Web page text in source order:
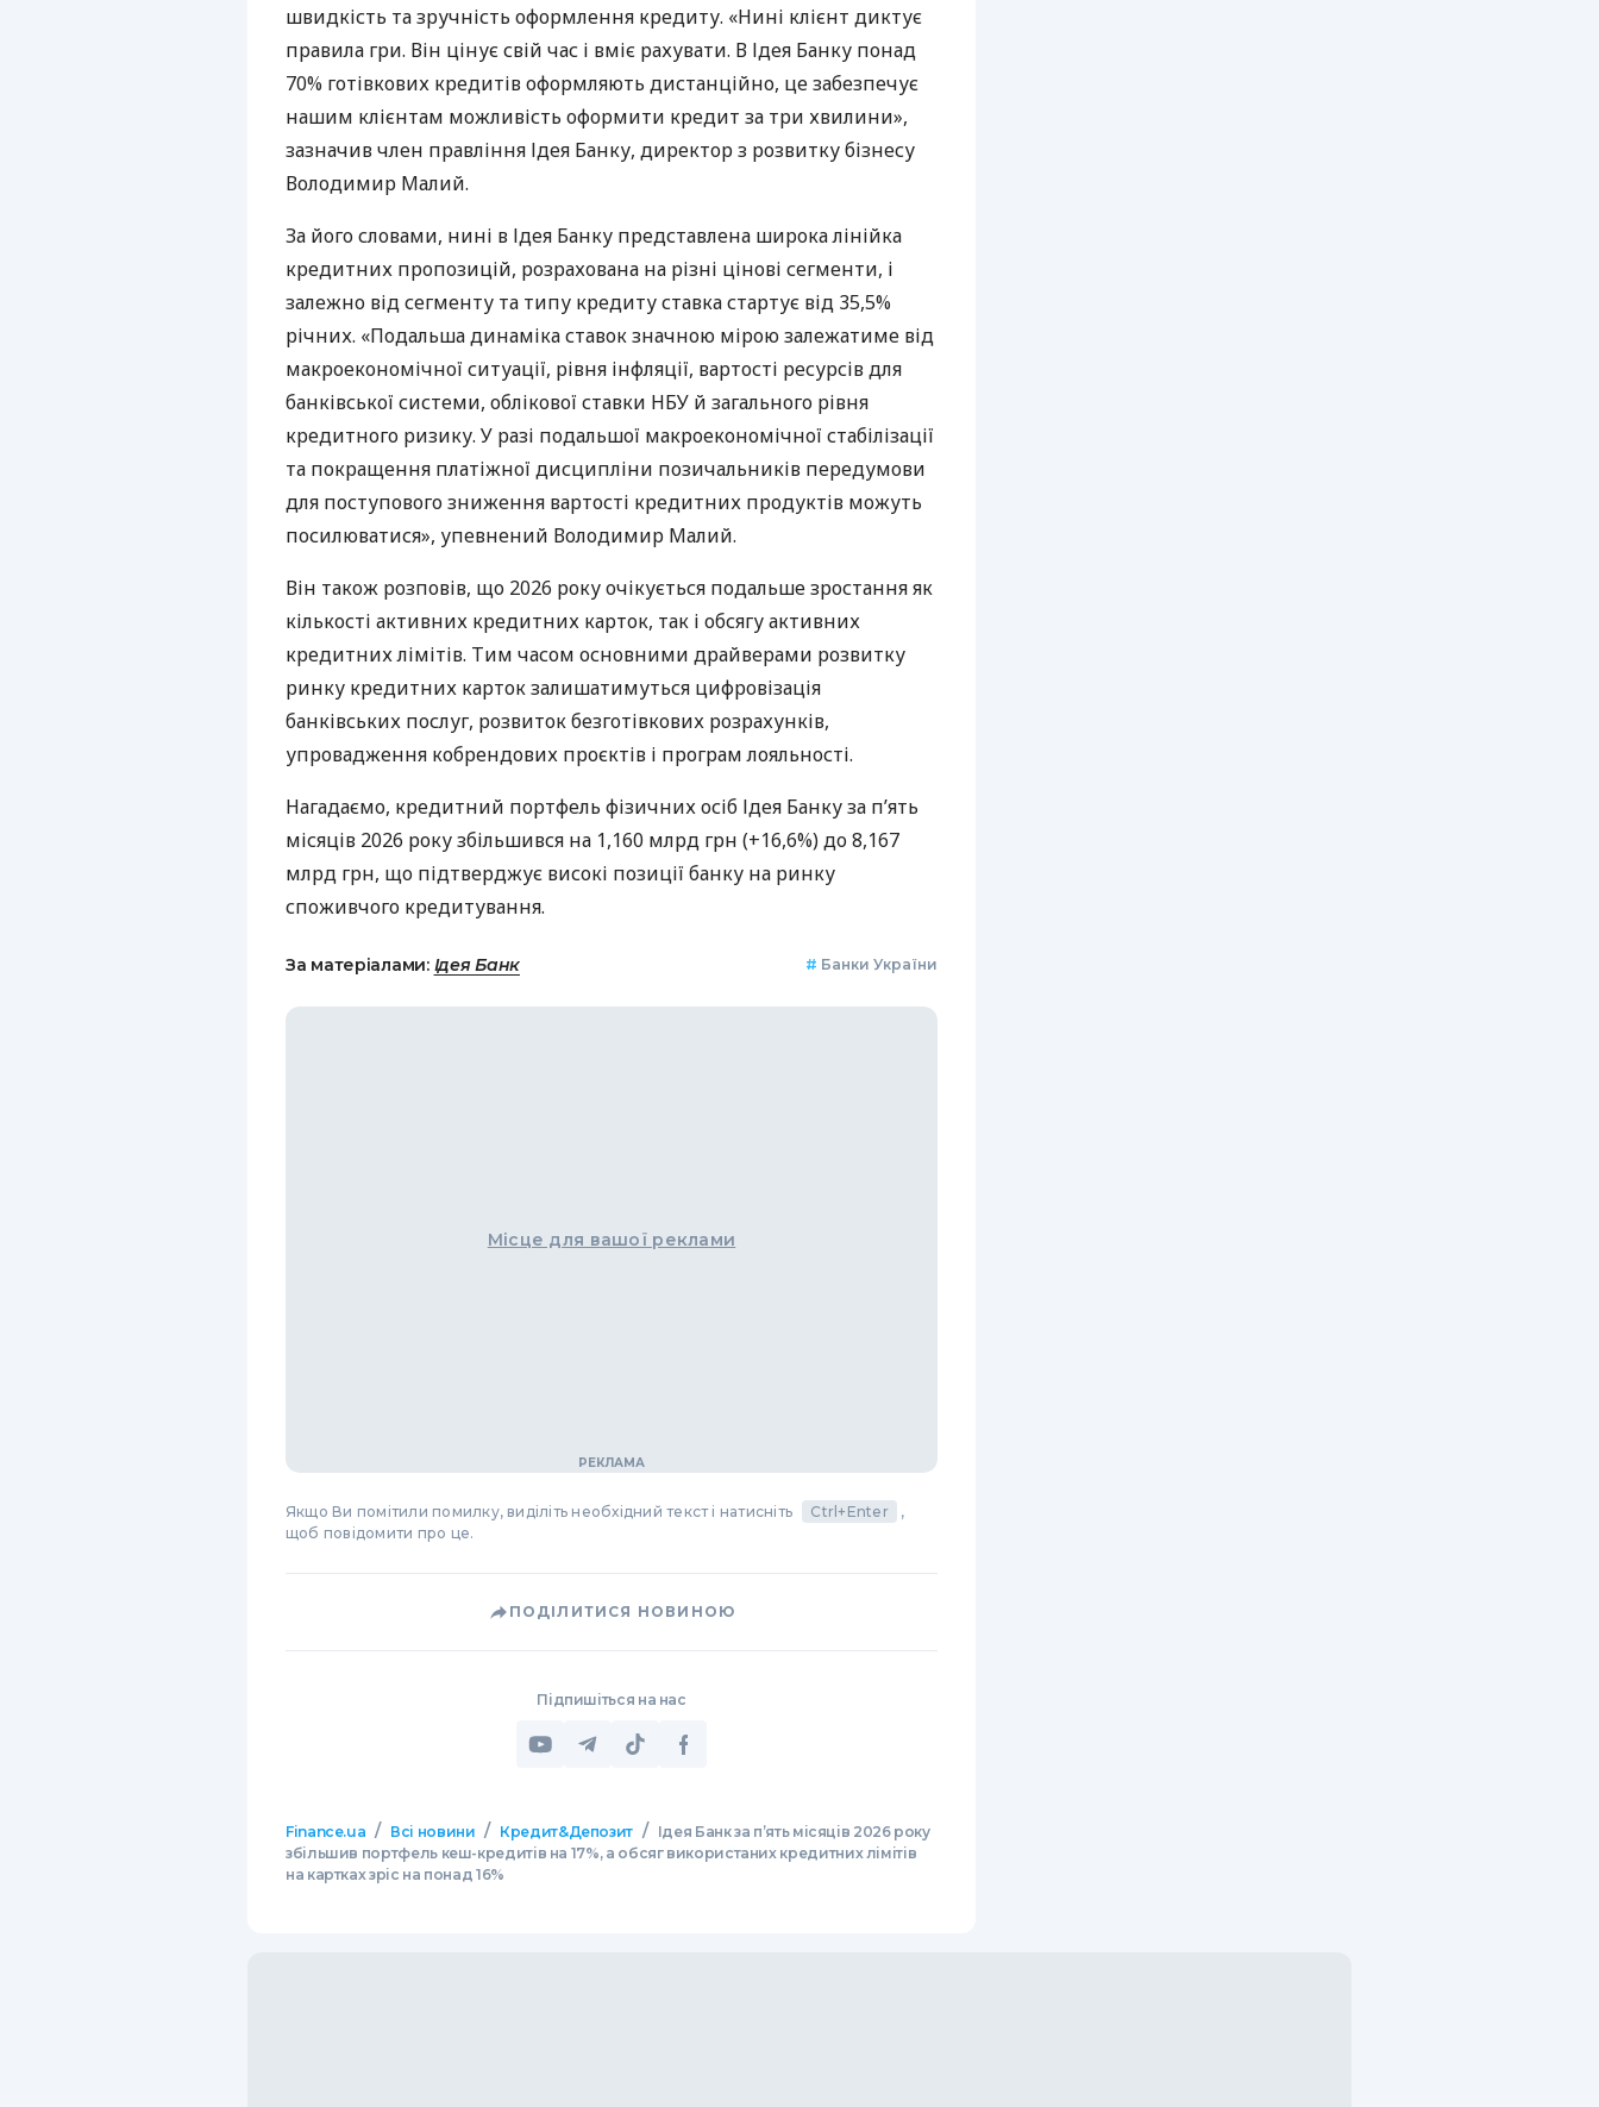
швидкість та зручність оформлення кредиту. «Нині клієнт диктує
правила гри. Він цінує свій час і вміє рахувати. В Ідея Банку понад
70% готівкових кредитів оформляють дистанційно, це забезпечує
нашим клієнтам можливість оформити кредит за три хвилини»,
зазначив член правління Ідея Банку, директор з розвитку бізнесу
Володимир Малий.
За його словами, нині в Ідея Банку представлена широка лінійка
кредитних пропозицій, розрахована на різні цінові сегменти, і
залежно від сегменту та типу кредиту ставка стартує від 35,5%
річних. «Подальша динаміка ставок значною мірою залежатиме від
макроекономічної ситуації, рівня інфляції, вартості ресурсів для
банківської системи, облікової ставки НБУ й загального рівня
кредитного ризику. У разі подальшої макроекономічної стабілізації
та покращення платіжної дисципліни позичальників передумови
для поступового зниження вартості кредитних продуктів можуть
посилюватися», упевнений Володимир Малий.
Він також розповів, що 2026 року очікується подальше зростання як
кількості активних кредитних карток, так і обсягу активних
кредитних лімітів. Тим часом основними драйверами розвитку
ринку кредитних карток залишатимуться цифровізація
банківських послуг, розвиток безготівкових розрахунків,
упровадження кобрендових проєктів і програм лояльності.
Нагадаємо, кредитний портфель фізичних осіб Ідея Банку за п’ять
місяців 2026 року збільшився на 1,160 млрд грн (+16,6%) до 8,167
млрд грн, що підтверджує високі позиції банку на ринку
споживчого кредитування.
За матеріалами: Ідея Банк # Банки України
Місце для вашої реклами
Якщо Ви помітили помилку, виділіть необхідний текст і натисніть Ctrl+Enter
,
щоб повідомити про це.
ПОДІЛИТИСЯ НОВИНОЮ
Підпишіться на нас
Finance.ua / Всі новини / Кредит&Депозит /
Ідея Банк за п’ять місяців 2026 року
збільшив портфель кеш-кредитів на 17%, а обсяг використаних кредитних лімітів
на картках зріс на понад 16%